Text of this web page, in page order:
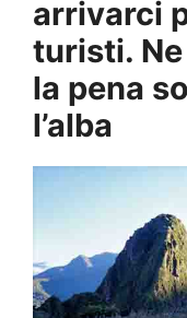
arrivarci
turisti. Ne
la pena
l’alba